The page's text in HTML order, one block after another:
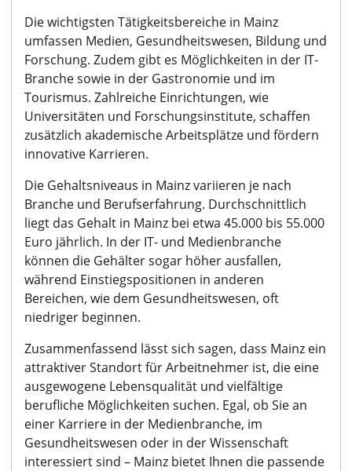
Die wichtigsten Tätigkeitsbereiche in Mainz
umfassen Medien, Gesundheitswesen, Bildung und
Forschung. Zudem gibt es Möglichkeiten in der IT-
Branche sowie in der Gastronomie und im
Tourismus. Zahlreiche Einrichtungen, wie
Universitäten und Forschungsinstitute, schaffen
zusätzlich akademische Arbeitsplätze und fördern
innovative Karrieren.
Die Gehaltsniveaus in Mainz variieren je nach
Branche und Berufserfahrung. Durchschnittlich
liegt das Gehalt in Mainz bei etwa 45.000 bis 55.000
Euro jährlich. In der IT- und Medienbranche
können die Gehälter sogar höher ausfallen,
während Einstiegspositionen in anderen
Bereichen, wie dem Gesundheitswesen, oft
niedriger beginnen.
Zusammenfassend lässt sich sagen, dass Mainz ein
attraktiver Standort für Arbeitnehmer ist, die eine
ausgewogene Lebensqualität und vielfältige
berufliche Möglichkeiten suchen. Egal, ob Sie an
einer Karriere in der Medienbranche, im
Gesundheitswesen oder in der Wissenschaft
interessiert sind – Mainz bietet Ihnen die passende